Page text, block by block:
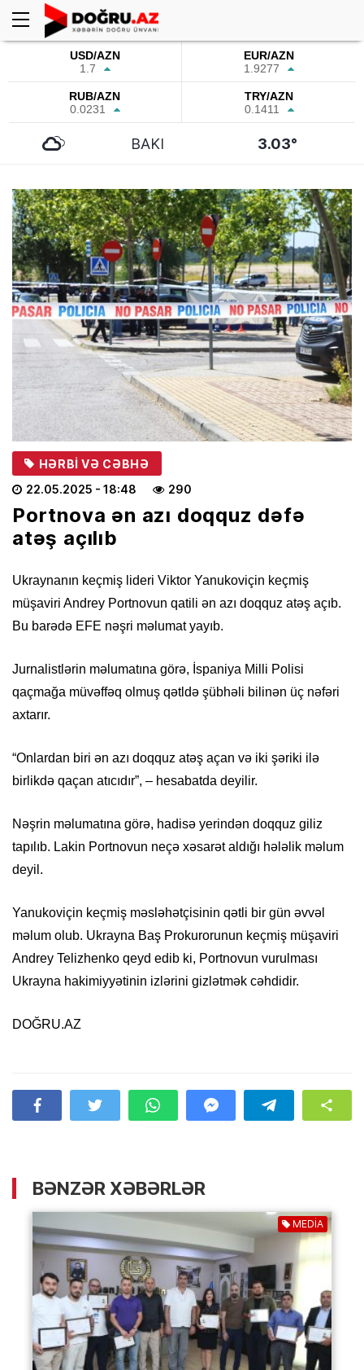
USD/AZN
1.7
EUR/AZN
1.9277
RUB/AZN
0.0231
TRY/AZN
0.1411
BAKI 3.03°
HƏRBI VƏ CƏBHƏ
22.05.2025 - 18:48 290
Portnova ən azı doqquz dəfə
atəş açılıb
Ukraynanın keçmiş lideri Viktor Yanukoviçin keçmiş
müşaviri Andrey Portnovun qatili ən azı doqquz atəş açıb.
Bu barədə EFE nəşri məlumat yayıb.
Jurnalistlərin məlumatına görə, İspaniya Milli Polisi
qaçmağa müvəffəq olmuş qətldə şübhəli bilinən üç nəfəri
axtarır.
“Onlardan biri ən azı doqquz atəş açan və iki şəriki ilə
birlikdə qaçan atıcıdır”, – hesabatda deyilir.
Nəşrin məlumatına görə, hadisə yerindən doqquz giliz
tapılıb. Lakin Portnovun neçə xəsarət aldığı hələlik məlum
deyil.
Yanukoviçin keçmiş məsləhətçisinin qətli bir gün əvvəl
məlum olub. Ukrayna Baş Prokurorunun keçmiş müşaviri
Andrey Telizhenko qeyd edib ki, Portnovun vurulması
Ukrayna hakimiyyətinin izlərini gizlətmək cəhdidir.
DOĞRU.AZ
BƏNZƏR XƏBƏRLƏR
MEDİA